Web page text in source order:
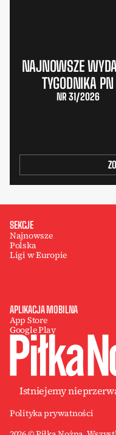
NAJNOWSZE
TYGODNIKA PN
NR 31/2026
SEKCJE
Najnowsze
Polska
Ligi w Europie
APLIKACJA MOBILNA
App Store
Google Play
Istniejemy
Polityka prywatności